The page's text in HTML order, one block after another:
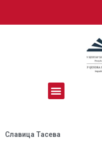
Славица Тасева